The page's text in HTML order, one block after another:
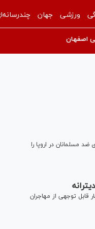
ورزشی جهان
اصفهان
مسلمانان در اروپا را
قابل توجهی از مهاجران